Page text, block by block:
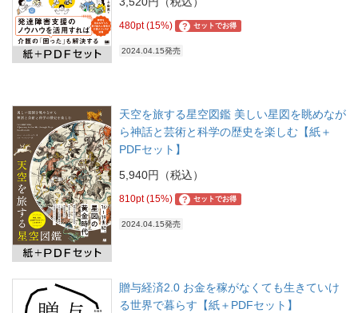
480pt (15%) ? セットでお得
2024.04.15発売
天空を旅する星空図鑑 美しい星図を眺めなが
ら神話と芸術と科学の歴史を楽しむ【紙＋
PDFセット】
5,940円（税込）
810pt (15%) ? セットでお得
2024.04.15発売
贈与経済2.0 お金を稼がなくても生きていけ
る世界で暮らす【紙＋PDFセット】